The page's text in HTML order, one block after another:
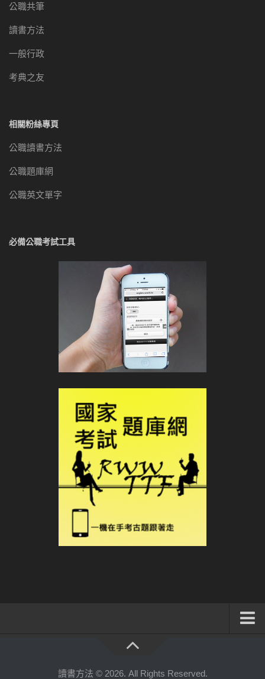
公職共筆
讀書方法
一般行政
考典之友
相關粉絲專頁
公職讀書方法
公職題庫網
公職英文單字
必備公職考試工具
公職考試輔導計畫
讀書方法 © 2026. All Rights Reserved.